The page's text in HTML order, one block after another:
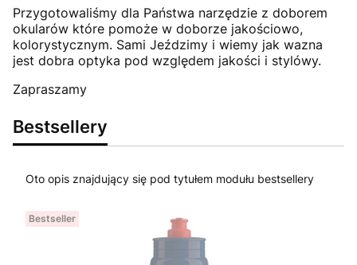
Przygotowaliśmy dla Państwa narzędzie z doborem
okularów które pomoże w doborze jakościowo,
kolorystycznym. Sami Jeździmy i wiemy jak wazna
jest dobra optyka pod względem jakości i stylówy.
Zapraszamy
Bestsellery
Oto opis znajdujący się pod tytułem modułu bestsellery
Bestseller